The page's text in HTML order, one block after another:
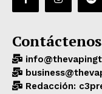
Contáctenos
Redacción: